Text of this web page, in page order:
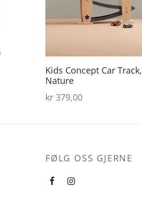
Kids Concept Car Track,
Nature
kr 379,00
FØLG OSS GJERNE